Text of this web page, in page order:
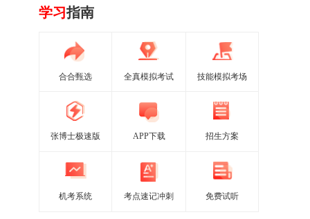
学习指南
合合甄选 全真模拟考试 技能模拟考场
张博士极速版 APP下载 招生方案
机考系统 考点速记冲刺 免费试听